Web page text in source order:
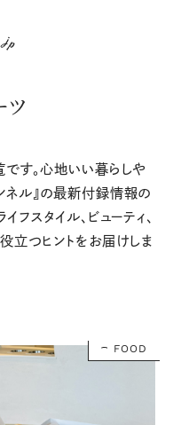
ツ
です。心地いい暮らしや
ネル』の最新付録情報の
フスタイル、ビューティ、
役立つヒントをお届けしま
FOOD